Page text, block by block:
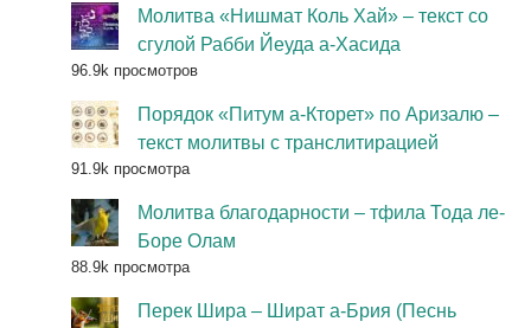
Молитва «Нишмат Коль Хай» – текст со
сгулой Рабби Йеуда а-Хасида
96.9k просмотров
Порядок «Питум а-Кторет» по Аризалю –
текст молитвы с транслитирацией
91.9k просмотра
Молитва благодарности – тфила Тода ле-
Боре Олам
88.9k просмотра
Перек Шира – Шират а-Брия (Песнь